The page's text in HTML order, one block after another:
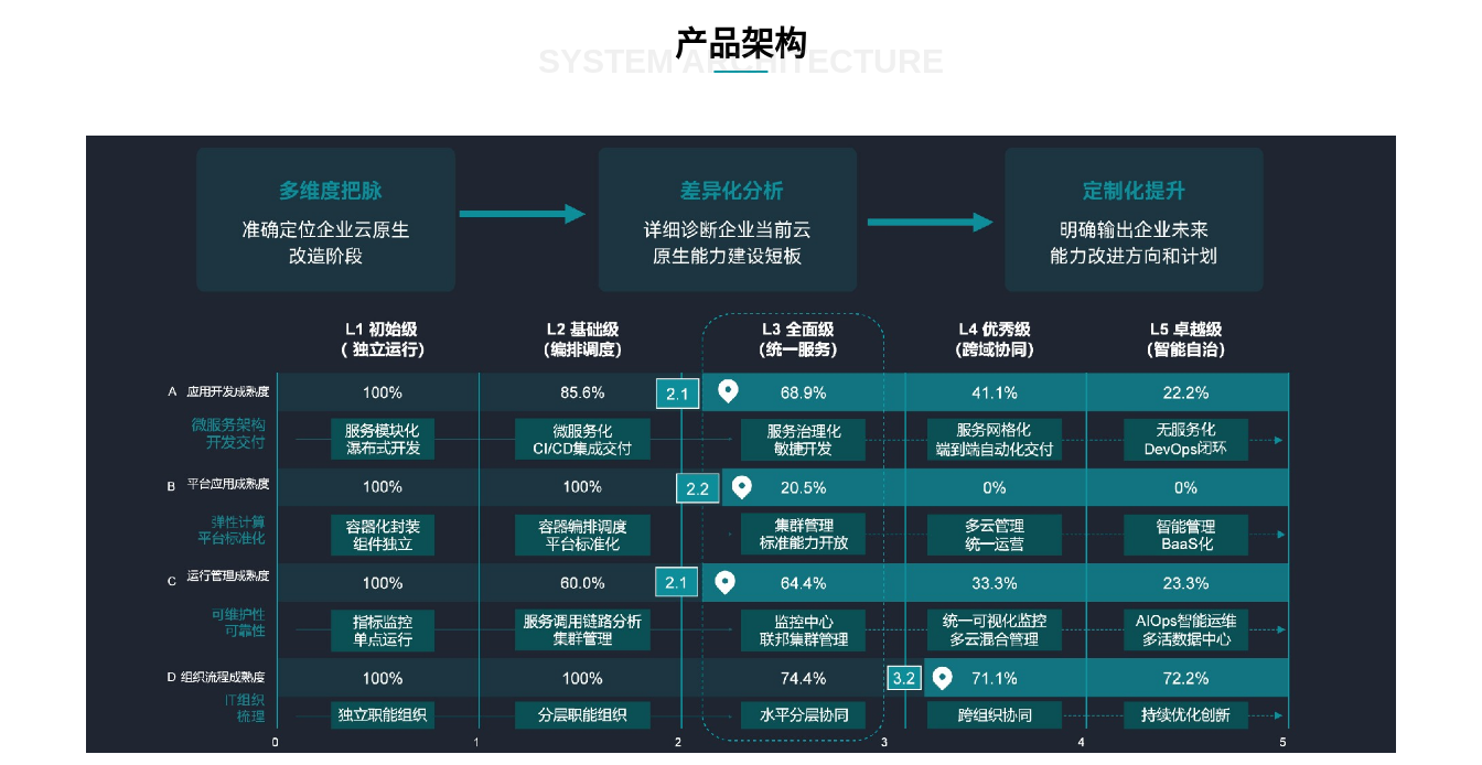
产品架构
SYSTEM ARCHITECTURE